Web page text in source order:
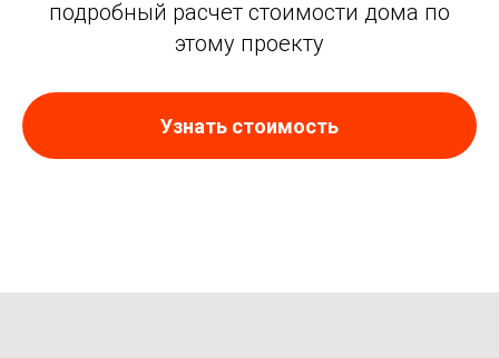
подробный расчет стоимости дома по
этому проекту
Узнать стоимость